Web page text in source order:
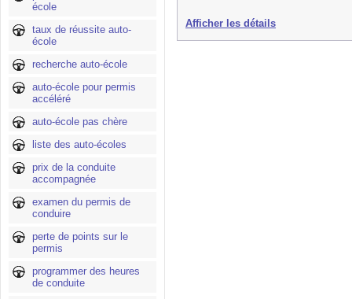
école
taux de réussite auto-
école
recherche auto-école
auto-école pour permis
accéléré
auto-école pas chère
liste des auto-écoles
prix de la conduite
accompagnée
examen du permis de
conduire
perte de points sur le
permis
programmer des heures
de conduite
Afficher les détails